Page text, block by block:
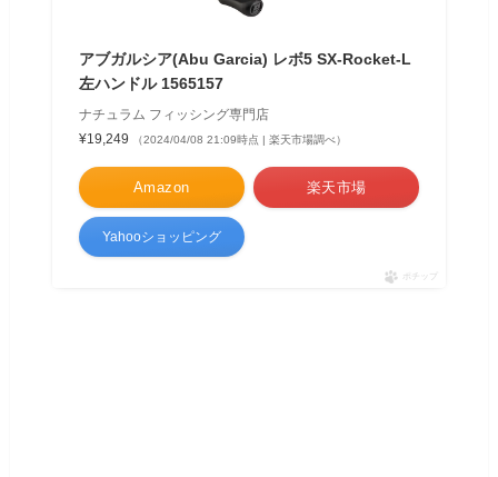
アブガルシア(Abu Garcia) レボ5 SX-Rocket-L
左ハンドル 1565157
ナチュラム フィッシング専門店
¥19,249
（2024/04/08 21:09時点 | 楽天市場調べ）
Amazon 楽天市場
Yahooショッピング
ポチップ